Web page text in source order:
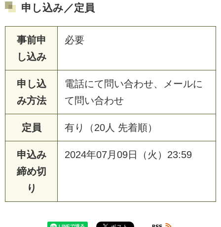
申し込み／定員
事前申
し込み
必要
申し込
み方法
電話にて問い合わせ、メールに
て問い合わせ
定員 有り（20人 先着順）
申込み
締め切
り
2024年07月09日（火）23:59